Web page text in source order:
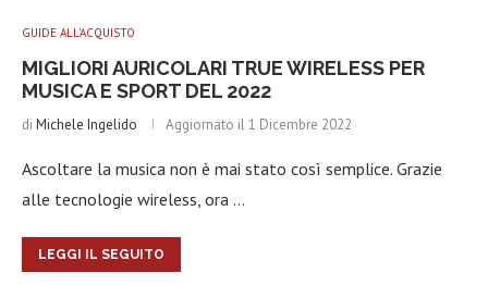
GUIDE ALL'ACQUISTO
MIGLIORI AURICOLARI TRUE WIRELESS PER
MUSICA E SPORT DEL 2022
di Michele Ingelido Aggiornato il1 Dicembre 2022
Ascoltare la musica non è mai stato così semplice. Grazie
alle tecnologie wireless, ora …
LEGGI IL SEGUITO